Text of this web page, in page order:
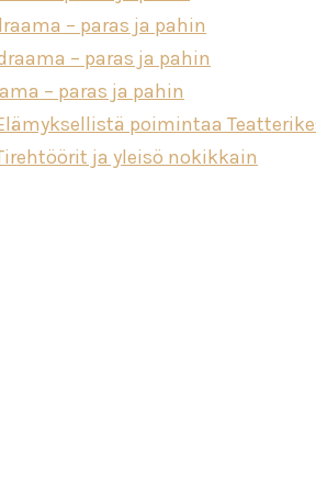
– paras ja pahin
– paras ja pahin
– paras ja pahin
poimintaa
ja yleisö nokikkain